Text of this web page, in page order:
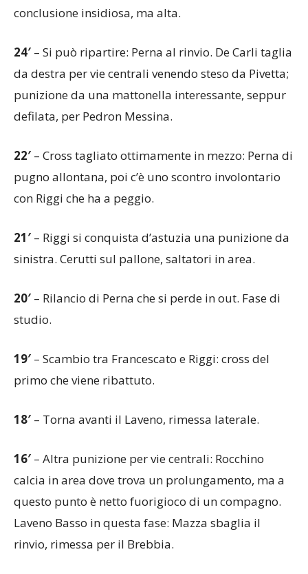
conclusione insidiosa, ma alta.
24′ – Si può ripartire: Perna al rinvio. De Carli taglia
da destra per vie centrali venendo steso da Pivetta;
punizione da una mattonella interessante, seppur
defilata, per Pedron Messina.
22′ – Cross tagliato ottimamente in mezzo: Perna di
pugno allontana, poi c’è uno scontro involontario
con Riggi che ha a peggio.
21′ – Riggi si conquista d’astuzia una punizione da
sinistra. Cerutti sul pallone, saltatori in area.
20′ – Rilancio di Perna che si perde in out. Fase di
studio.
19′ – Scambio tra Francescato e Riggi: cross del
primo che viene ribattuto.
18′ – Torna avanti il Laveno, rimessa laterale.
16′ – Altra punizione per vie centrali: Rocchino
calcia in area dove trova un prolungamento, ma a
questo punto è netto fuorigioco di un compagno.
Laveno Basso in questa fase: Mazza sbaglia il
rinvio, rimessa per il Brebbia.